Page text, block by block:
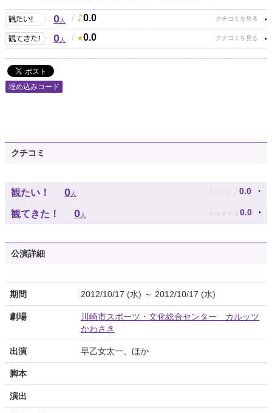
0人 / 0.0
0人 / 0.0
埋め込みコード
クチコミ
観たい！ 0人 ♪ ♪ ♪ ♪ ♪ 0.0
観てきた！ 0人 ★ ★ ★ ★ ★ 0.0
公演詳細
期間 2012/10/17 (水) ～ 2012/10/17 (水)
劇場
川崎市スポーツ・文化総合センター カルッツ
かわさき
出演 早乙女太一、ほか
脚本
演出